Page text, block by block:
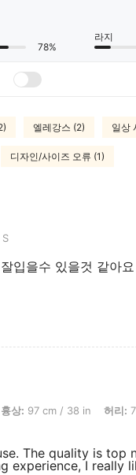
78%
라지
엘레강스 (2) 일상
디자인/사이즈 오류 (1)
S
입을수 있을것 같아요
/ 38 in, 허리: 77 cm / 30 in,
흉상: 97 cm / 38 in 허리:
The quality is top
experience, I really